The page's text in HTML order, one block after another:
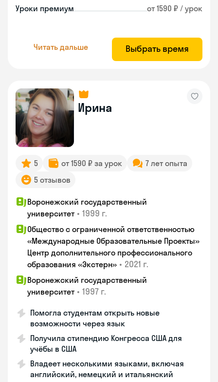
Уроки премиум от 1590 ₽ / урок
Читать дальше Выбрать время
Ирина
5 от 1590 ₽ за урок
7 лет опыта
5 отзывов
Воронежский государственный
университет • 1999 г.
Общество с ограниченной ответственностью
«Международные Образовательные Проекты»
Центр дополнительного профессионального
образования «Экстерн» • 2021 г.
Воронежский государственный
университет • 1997 г.
Помогла студентам открыть новые
возможности через язык
Получила стипендию Конгресса США для
учёбы в США
Владеет несколькими языками, включая
английский, немецкий и итальянский